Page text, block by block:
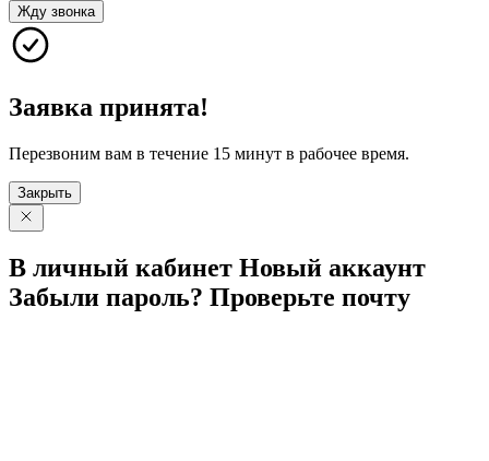
Жду звонка
Заявка принята!
Перезвоним вам в течение 15 минут в рабочее время.
Закрыть
В личный кабинет Новый аккаунт
Забыли пароль? Проверьте почту